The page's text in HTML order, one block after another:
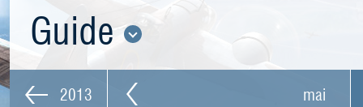
Guide
2013 mai